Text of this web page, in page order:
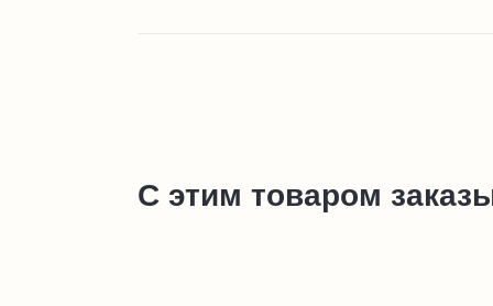
С этим товаром